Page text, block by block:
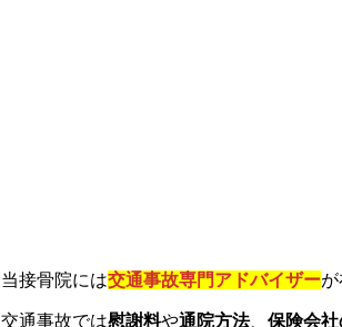
当接骨院には交通事故専門アドバイザーが
交通事故では慰謝料や通院方法、保険会